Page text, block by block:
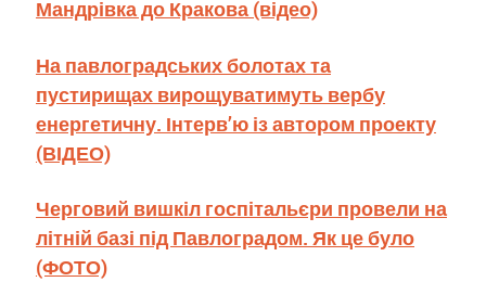
Мандрівка до Кракова (відео)
На павлоградських болотах та
пустирищах вирощуватимуть вербу
енергетичну. Інтерв’ю із автором проекту
(ВІДЕО)
Черговий вишкіл госпітальєри провели на
літній базі під Павлоградом. Як це було
(ФОТО)